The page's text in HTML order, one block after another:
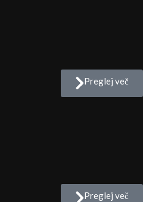
Preglej več
Preglej več